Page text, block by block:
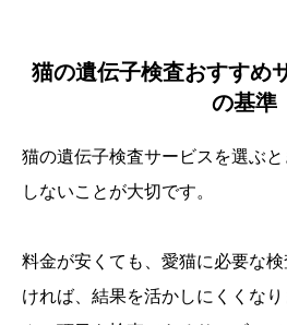
猫の遺伝子検査おすすめ
の基準
猫の遺伝子検査サービスを選ぶ
しないことが大切です。
料金が安くても、愛猫に必要な
ければ、結果を活かしにくくな